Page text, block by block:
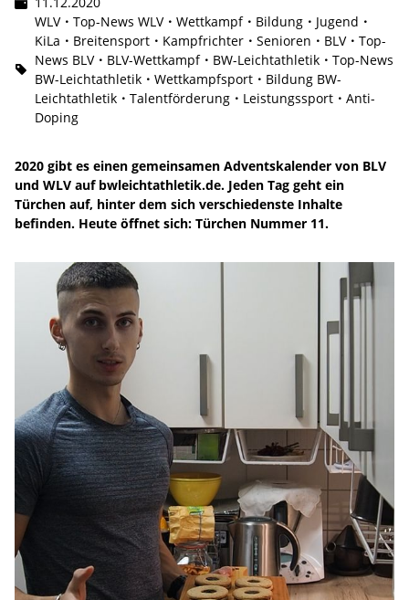
WLV
Top-News WLV Wettkampf Bildung
Jugend
KiLa
Breitensport Kampfrichter Senioren BLV
Top-
News BLV
BLV-Wettkampf BW-Leichtathletik
Top-News
BW-Leichtathletik
Wettkampfsport
Bildung BW-
Leichtathletik
Talentförderung Leistungssport
Anti-
Doping
2020 gibt es einen gemeinsamen Adventskalender von BLV
und WLV auf bwleichtathletik.de. Jeden Tag geht ein
Türchen auf, hinter dem sich verschiedenste Inhalte
befinden. Heute öffnet sich: Türchen Nummer 11.